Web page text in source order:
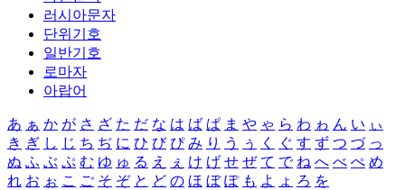
러시아문자
단위기호
일반기호
로마자
아랍어
あ ぁ か が さ ざ た だ な は ば ぱ ま や ゃ ら わ ゎ ん い ぃ
き ぎ し じ ち ぢ に ひ び ぴ み り う ぅ く ぐ す ず つ づ っ
ぬ ふ ぶ ぷ む ゆ ゅ る え ぇ け げ せ ぜ て で ね へ べ ぺ め
れ お ぉ こ ご そ ぞ と ど の ほ ぼ ぽ も よ ょ ろ を